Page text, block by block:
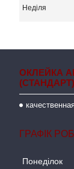
Неділя
ОКЛЕЙКА
(СТАНДАРТ)
ГРАФІК
Понеділок